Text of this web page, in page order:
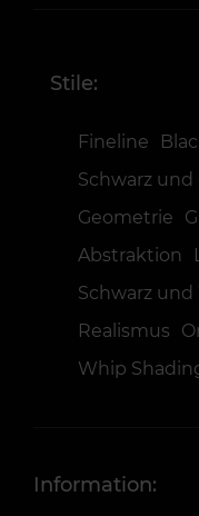
Stile:
Fineline
Schwarz und
Geometrie
Abstraktion
Schwarz und
Realismus
Whip
Information: